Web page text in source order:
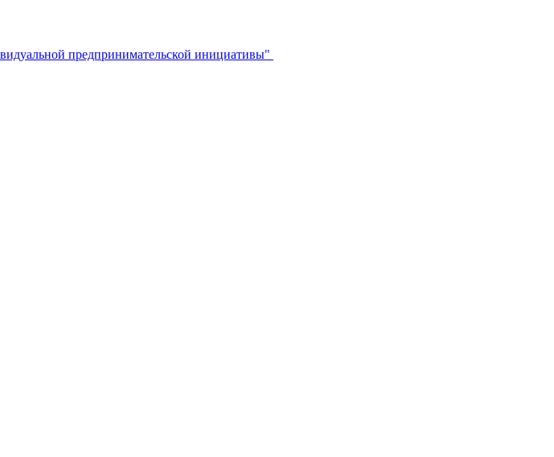
предпринимательской инициативы"